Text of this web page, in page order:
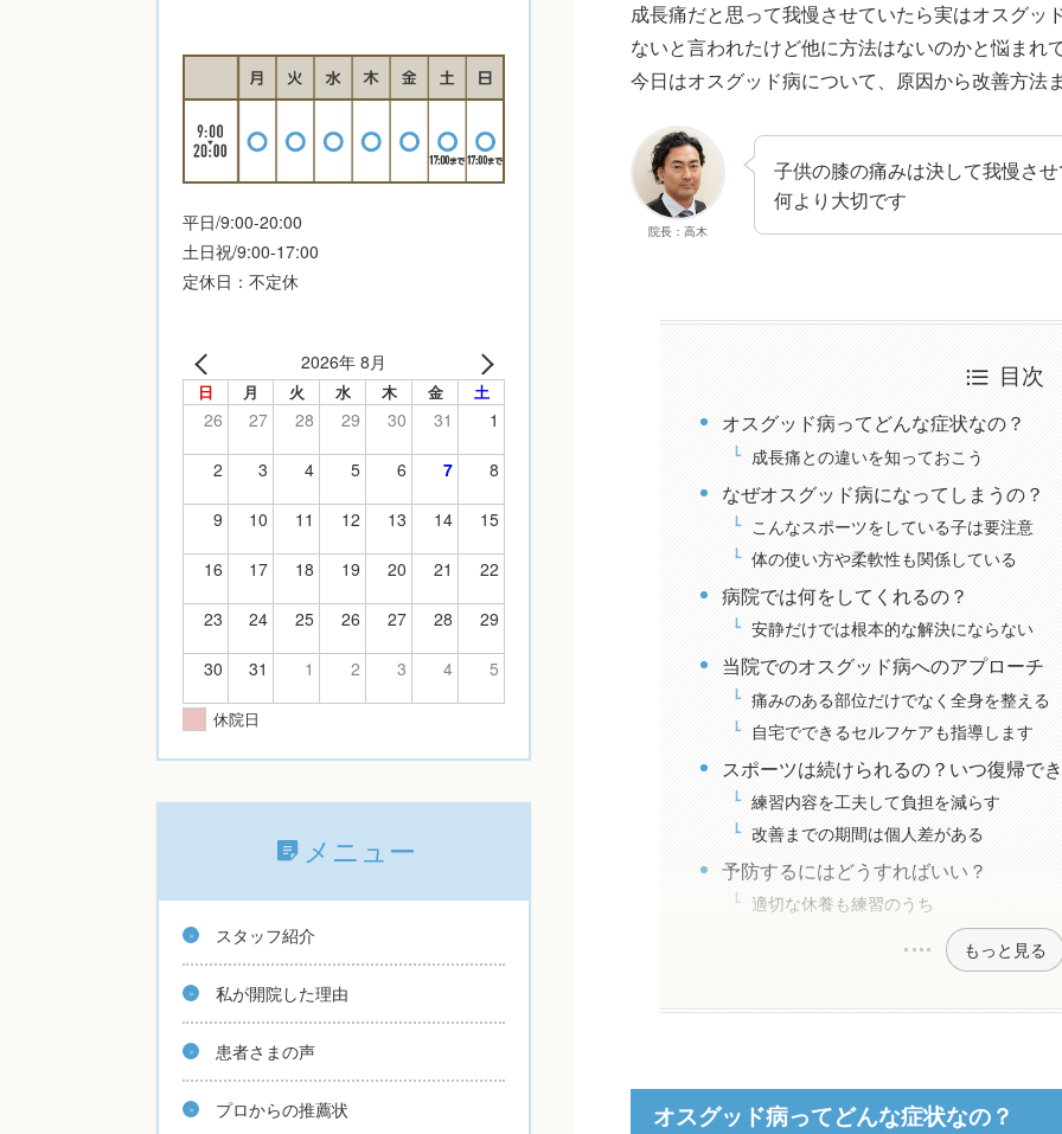
成長痛だと思って我慢させていたら実はオスグッ
ないと言われたけど他に方法はないのかと悩まれ
今日はオスグッド病について、原因から改善方法
院長：高木
子供の膝の痛みは決して我慢さ
何より大切です
目次
オスグッド病ってどんな症状なの？
成長痛との違いを知っておこう
なぜオスグッド病になってしまうの？
こんなスポーツをしている子は要注意
体の使い方や柔軟性も関係している
病院では何をしてくれるの？
安静だけでは根本的な解決にならない
当院でのオスグッド病へのアプローチ
痛みのある部位だけでなく全身を整える
自宅でできるセルフケアも指導します
スポーツは続けられるの？いつ復帰で
練習内容を工夫して負担を減らす
改善までの期間は個人差がある
予防するにはどうすればいい？
適切な休養も練習のうち
もっと見る
オスグッド病ってどんな症状なの？
平日/9:00-20:00
土日祝/9:00-17:00
定休日：不定休
2026年 8月
日 月 火 水 木 金 土
26 27 28 29 30 31 1
2 3 4 5 6 7 8
9 10 11 12 13 14 15
16 17 18 19 20 21 22
23 24 25 26 27 28 29
30 31 1 2 3 4 5
休院日
メニュー
スタッフ紹介
私が開院した理由
患者さまの声
プロからの推薦状